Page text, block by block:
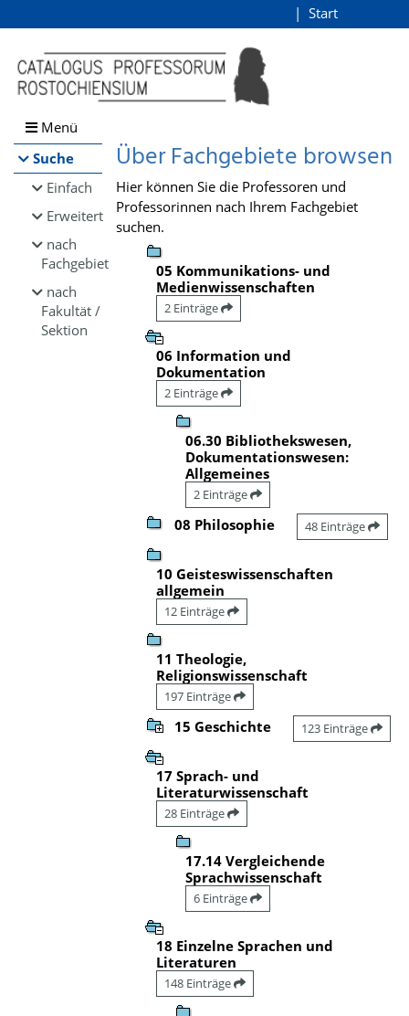
Browsen
direkt zum Inhalt
Start
Menü
Suche
Einfach
Erweitert
nach
Fachgebiet
nach
Fakultät /
Sektion
Über Fachgebiete browsen
Hier können Sie die Professoren und
Professorinnen nach Ihrem Fachgebiet
suchen.
05 Kommunikations- und
Medienwissenschaften
2 Einträge
06 Information und
Dokumentation
2 Einträge
06.30 Bibliothekswesen,
Dokumentationswesen:
Allgemeines
2 Einträge
08 Philosophie 48 Einträge
10 Geisteswissenschaften
allgemein
12 Einträge
11 Theologie,
Religionswissenschaft
197 Einträge
15 Geschichte 123 Einträge
17 Sprach- und
Literaturwissenschaft
28 Einträge
17.14 Vergleichende
Sprachwissenschaft
6 Einträge
18 Einzelne Sprachen und
Literaturen
148 Einträge